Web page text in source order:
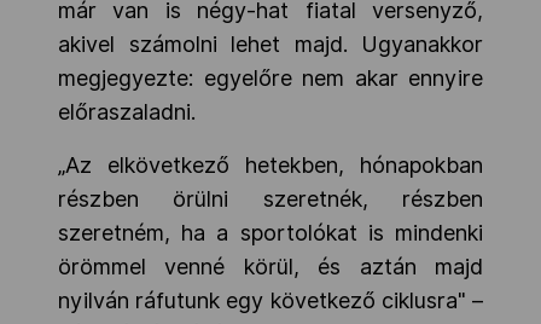
már van is négy-hat fiatal versenyző,
akivel számolni lehet majd. Ugyanakkor
megjegyezte: egyelőre nem akar ennyire
előraszaladni.
„Az elkövetkező hetekben, hónapokban
részben örülni szeretnék, részben
szeretném, ha a sportolókat is mindenki
örömmel venné körül, és aztán majd
nyilván ráfutunk egy következő ciklusra" –